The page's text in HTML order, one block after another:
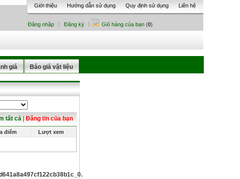
Giới thiệu Hướng dẫn sử dụng Quy định sử dụng Liên hệ
Đăng nhập Đăng ký Giỏ hàng của bạn (0)
giá Báo giá vật liệu
tất cả Đăng tin của bạn
điểm Lượt xem